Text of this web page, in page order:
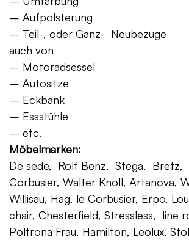
– Aufpolsterung
– Teil-, oder Ganz- Neubezüge
auch von
– Motoradsessel
– Autositze
– Eckbank
– Essstühle
– etc.
Möbelmarken:
De sede, Rolf Benz, Stega, Bretz,
Corbusier, Walter Knoll, Artanova,
Willisau, Hag, le Corbusier, Erpo,
chair, Chesterfield, Stressless, line
Poltrona Frau, Hamilton, Leolux,